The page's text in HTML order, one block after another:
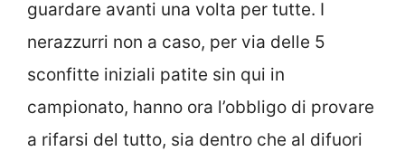
guardare avanti una volta per tutte. I
nerazzurri non a caso, per via delle 5
sconfitte iniziali patite sin qui in
campionato, hanno ora l’obbligo di provare
a rifarsi del tutto, sia dentro che al difuori